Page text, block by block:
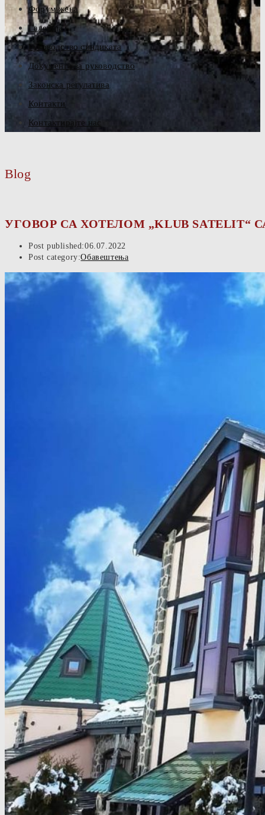
Форум жена
Галерија
Руководство синдиката
Документа за руководство
Законска регулатива
Контакти
Контактирајте нас
Blog
УГОВОР СА ХОТЕЛОМ „KLUB SATELIT“
Post published:06.07.2022
Post category:Обавештења